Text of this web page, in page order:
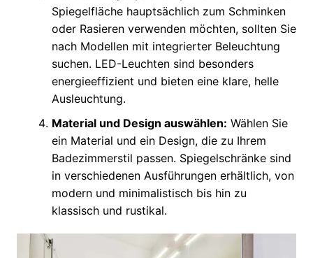
Spiegelfläche hauptsächlich zum Schminken
oder Rasieren verwenden möchten, sollten Sie
nach Modellen mit integrierter Beleuchtung
suchen. LED-Leuchten sind besonders
energieeffizient und bieten eine klare, helle
Ausleuchtung.
Material und Design auswählen: Wählen Sie
ein Material und ein Design, die zu Ihrem
Badezimmerstil passen. Spiegelschränke sind
in verschiedenen Ausführungen erhältlich, von
modern und minimalistisch bis hin zu
klassisch und rustikal.